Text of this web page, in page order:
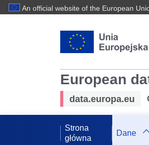
An official website of the European
European
data.europa.eu
Strona
główna
Dane